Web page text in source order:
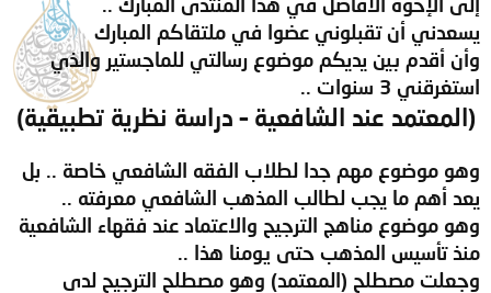
يسعدني أن تقبلوني عضوا في ملتقاكم المبارك
وأن أقدم بين يديكم موضوع رسالتي للماجستير والذي
استغرقني 3 سنوات ..
(المعتمد عند الشافعية – دراسة نظرية تطبيقية)
وهو موضوع مهم جدا لطلاب الفقه الشافعي خاصة .. بل
يعد أهم ما يجب لطالب المذهب الشافعي معرفته ..
وهو موضوع مناهج الترجيح والاعتماد عند فقهاء الشافعية
منذ تأسيس المذهب حتى يومنا هذا ..
وجعلت مصطلح (المعتمد) وهو مصطلح الترجيح لدى